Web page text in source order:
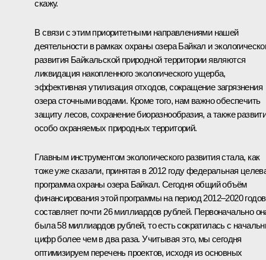
скажу.
В связи с этим приоритетными направлениями нашей
деятельности в рамках охраны озера Байкал и
развития Байкальской природной территории являются
ликвидация накопленного экологического ущерба,
эффективная утилизация отходов, сокращение загрязнения
озера сточными водами. Кроме того, нам важно обеспечить
защиту лесов, сохранение биоразнообразия, а также
особо охраняемых природных территорий.
Главным инструментом экологического развития стала, как
тоже уже сказали, принятая в 2012 году федеральная
программа охраны озера Байкал. Сегодня общий объём
финансирования этой программы на период 2012–2020 годов
составляет почти 26 миллиардов рублей. Первоначально
была 58 миллиардов рублей, то есть сократилась с
цифр более чем в два раза. Учитывая это, мы сегодня
оптимизируем перечень проектов, исходя из основных